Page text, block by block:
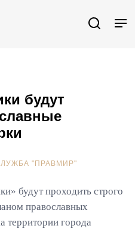
будут
"ПРАВМИР"
будут проходить строго
православных
территории города